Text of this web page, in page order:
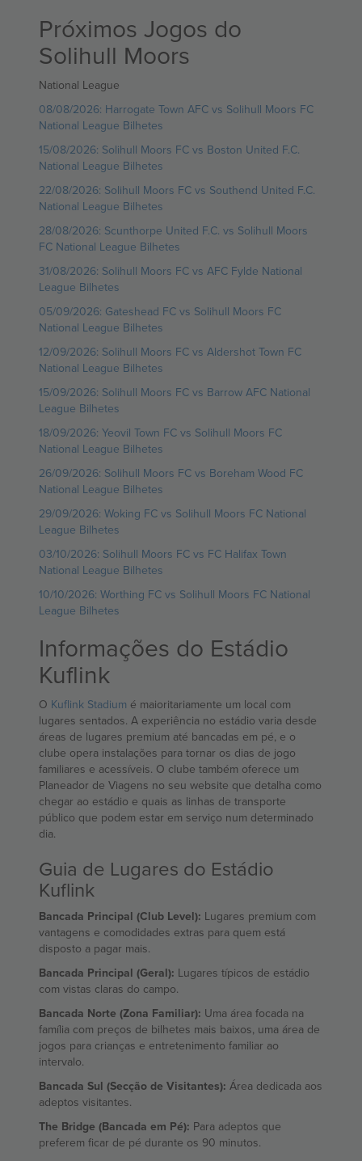
Próximos Jogos do
Solihull Moors
National League
08/08/2026: Harrogate Town AFC vs Solihull Moors FC
National League Bilhetes
15/08/2026: Solihull Moors FC vs Boston United F.C.
National League Bilhetes
22/08/2026: Solihull Moors FC vs Southend United F.C.
National League Bilhetes
28/08/2026: Scunthorpe United F.C. vs Solihull Moors
FC National League Bilhetes
31/08/2026: Solihull Moors FC vs AFC Fylde National
League Bilhetes
05/09/2026: Gateshead FC vs Solihull Moors FC
National League Bilhetes
12/09/2026: Solihull Moors FC vs Aldershot Town FC
National League Bilhetes
15/09/2026: Solihull Moors FC vs Barrow AFC National
League Bilhetes
18/09/2026: Yeovil Town FC vs Solihull Moors FC
National League Bilhetes
26/09/2026: Solihull Moors FC vs Boreham Wood FC
National League Bilhetes
29/09/2026: Woking FC vs Solihull Moors FC National
League Bilhetes
03/10/2026: Solihull Moors FC vs FC Halifax Town
National League Bilhetes
10/10/2026: Worthing FC vs Solihull Moors FC National
League Bilhetes
Informações do Estádio
Kuflink
O Kuflink Stadium é maioritariamente um local com
lugares sentados. A experiência no estádio varia desde
áreas de lugares premium até bancadas em pé, e o
clube opera instalações para tornar os dias de jogo
familiares e acessíveis. O clube também oferece um
Planeador de Viagens no seu website que detalha como
chegar ao estádio e quais as linhas de transporte
público que podem estar em serviço num determinado
dia.
Guia de Lugares do Estádio
Kuflink
Bancada Principal (Club Level): Lugares premium com
vantagens e comodidades extras para quem está
disposto a pagar mais.
Bancada Principal (Geral): Lugares típicos de estádio
com vistas claras do campo.
Bancada Norte (Zona Familiar): Uma área focada na
família com preços de bilhetes mais baixos, uma área de
jogos para crianças e entretenimento familiar ao
intervalo.
Bancada Sul (Secção de Visitantes): Área dedicada aos
adeptos visitantes.
The Bridge (Bancada em Pé): Para adeptos que
preferem ficar de pé durante os 90 minutos.